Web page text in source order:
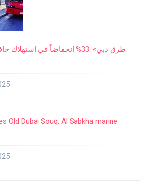
Old Dubai Souq, Al Sabkha marine